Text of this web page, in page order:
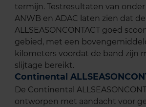
termijn. Testresultaten van
ANWB en ADAC laten zien dat de
ALLSEASONCONTACT goed
gebied, met een
kilometers voordat de band zijn
slijtage bereikt.
Continental
De Continental
ontworpen met aandacht voor